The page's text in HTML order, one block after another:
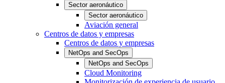
Sector aeronáutico
Sector aeronáutico
Aviación general
Centros de datos y empresas
Centros de datos y empresas
NetOps and SecOps
NetOps and SecOps
Cloud Monitoring